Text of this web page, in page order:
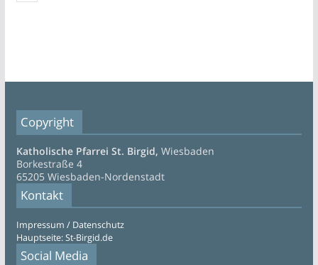
Copyright
Katholische Pfarrei St. Birgid, Wiesbaden
Borkestraße 4
65205 Wiesbaden-Nordenstadt
Kontakt
Impressum / Datenschutz
Hauptseite: St-Birgid.de
Social Media